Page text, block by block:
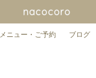
nacocoro
メニュー・ご予約 ブログ